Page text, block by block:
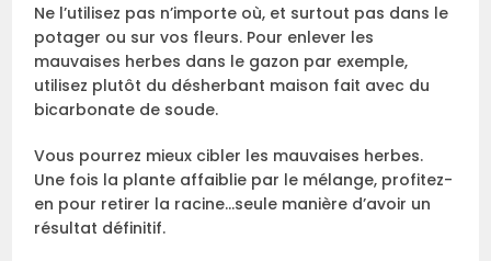
Ne l’utilisez pas n’importe où, et surtout pas dans le
potager ou sur vos fleurs. Pour enlever les
mauvaises herbes dans le gazon par exemple,
utilisez plutôt du désherbant maison fait avec du
bicarbonate de soude.
Vous pourrez mieux cibler les mauvaises herbes.
Une fois la plante affaiblie par le mélange, profitez-
en pour retirer la racine…seule manière d’avoir un
résultat définitif.